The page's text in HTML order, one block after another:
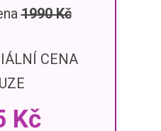
1990 Kč
CENA
Kč